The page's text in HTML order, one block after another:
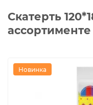
Скатерть
ассортименте
Новинка